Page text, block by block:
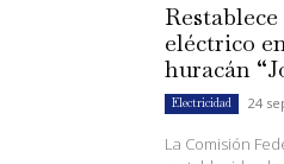
eléctrico
huracán
Electricidad 24
La Comisión